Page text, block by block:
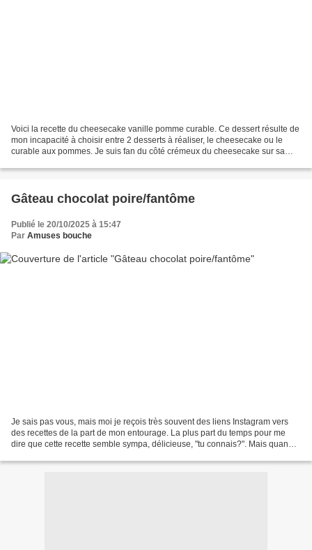
Voici la recette du cheesecake vanille pomme curable. Ce dessert résulte de
mon incapacité à choisir entre 2 desserts à réaliser, le cheesecake ou le
curable aux pommes. Je suis fan du côté crémeux du cheesecake sur sa
Gâteau chocolat poire/fantôme
Publié le 20/10/2025 à 15:47
Par Amuses bouche
Je sais pas vous, mais moi je reçois très souvent des liens Instagram vers
des recettes de la part de mon entourage. La plus part du temps pour me
dire que cette recette semble sympa, délicieuse, "tu connais?". Mais quand